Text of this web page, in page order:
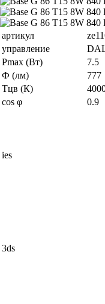
артикул
управление
Pmax (Вт)
7.5
Ф (лм)
777
Тцв (К)
cos φ
0.9
ies
3ds